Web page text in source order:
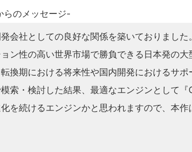
らのメッセージ-
会社としての良好な関係を築いておりまし
ン性の高い世界市場で勝負できる日本発の
換期における将来性や国内開発におけるサ
索・検討した結果、最適なエンジンとして『
を続けるエンジンかと思われますので、本